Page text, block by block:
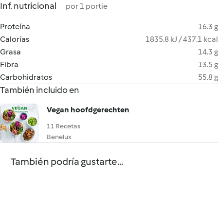
Inf. nutricional por 1 portie
Proteína
16.3 g
Calorías
1835.8 kJ / 437.1 kcal
Grasa
14.3 g
Fibra
13.5 g
Carbohidratos
55.8 g
También incluido en
Vegan hoofdgerechten
11 Recetas
Benelux
También podría gustarte...